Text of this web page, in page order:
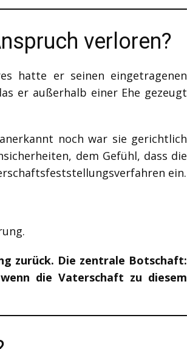
verloren?
hatte er seinen eingetragenen
er außerhalb einer Ehe gezeugt
noch war sie gerichtlich
dem Gefühl, dass die
ein.
zurück. Die zentrale Botschaft:
die Vaterschaft zu diesem